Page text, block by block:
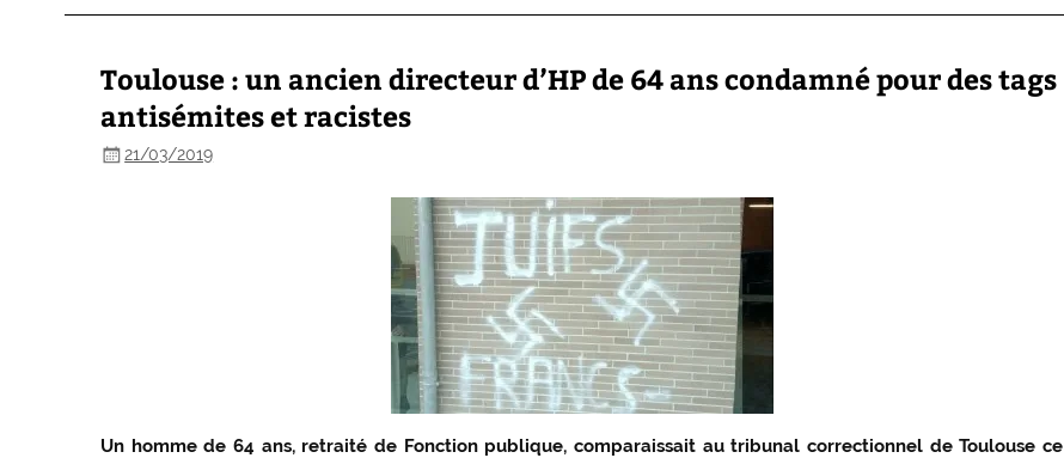
Toulouse : un ancien directeur d’HP de 64 ans condamné pour des tags
antisémites et racistes
21/03/2019
Un homme de 64 ans, retraité de Fonction publique, comparaissait au tribunal correctionnel de Toulouse ce